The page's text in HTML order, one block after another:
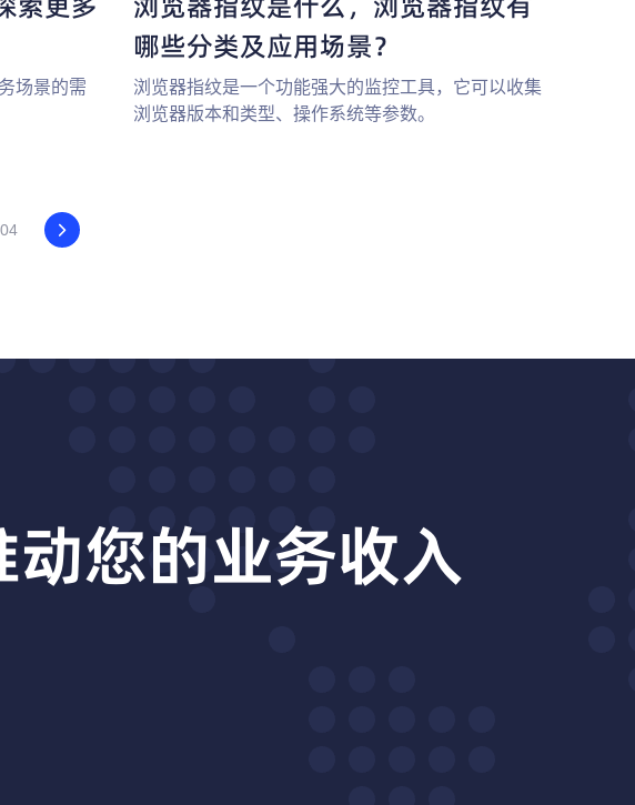
场景的需
哪些分类及应用场景？
浏览器指纹是一个功能强大的监控工具，它可以收集
浏览器版本和类型、操作系统等参数。
您的业务收入